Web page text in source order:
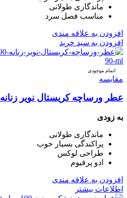
ماندگاری طولانی
مناسب فصل سرد
افزودن به علاقه مندی
افزودن به سبد خرید
اتمام موجودی
مقایسه
عطر ورساچه کریستال نویر زنانه Versace Crystal Noir
به زودی
ماندگاری طولانی
پراکندگی بسیار خوب
طراحی لوکس
ادو پرفیوم
افزودن به علاقه مندی
اطلاعات بیشتر